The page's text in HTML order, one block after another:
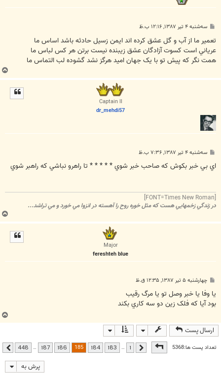
پ
ت
سه‌شنبه ۴ تیر ۱۳۸۷, ۱۲:۱۶ ب.ظ
تعمير ما از آب و گل عشق کرده اند ايمن زسيل حادثه باشد اساس ما
عرياني است کسوت آزادگان عشق زيبنده نيست برتن هر کس لباس ما
همت نگر که پيش تو با يک جهان اميد هرگز نشد گشوده لب التماس ما
ب
ا
Captain II
dr_mehdi57
پ
ت
سه‌شنبه ۴ تیر ۱۳۸۷, ۷:۳۶ ب.ظ
اي بي خبر بکوش که صاحب خبر شوي * * * * * تا راهرو نباشي که راهبر شوي
در زندگي زخمهايي هست که مثل خوره روح را آهسته در انزوا مي خورد و مي تراشد...
ب
ا
Major
fereshteh blue
پ
ت
چهارشنبه ۵ تیر ۱۳۸۷, ۱۲:۳۵ ق.ظ
يا وفا يا خبر وصل تو يا مرگ رقيب
بود آيا که فلک زين دو سه کاري بکند
ب
ا
ارسال پست
تعداد پست ها:5368
صفحه185از 448 قبلی …
183
184
185
186
187
…
448 بعدی
پرش به